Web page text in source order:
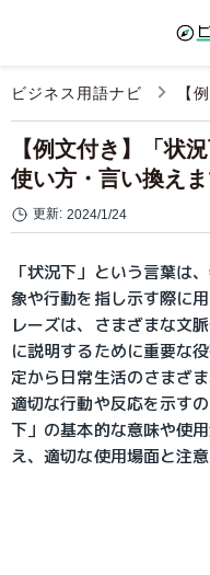
ビジネス用語ナビ 【
【例文付き】「状
使い方・言い換え
更新: 2024/1/24
「状況下」という言葉は
象や行動を指し示す際に
レーズは、さまざまな文
に説明するために重要な
定から日常生活のさまざ
適切な行動や反応を示す
下」の基本的な意味や使
え、適切な使用場面と注